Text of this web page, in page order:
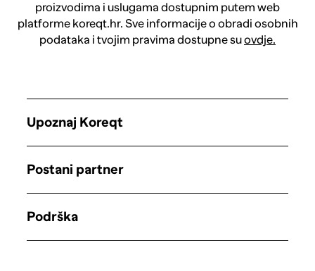
proizvodima i uslugama dostupnim putem web
platforme koreqt.hr. Sve informacije o obradi osobnih
podataka i tvojim pravima dostupne suovdje.
Upoznaj Koreqt
Postani partner
Podrška